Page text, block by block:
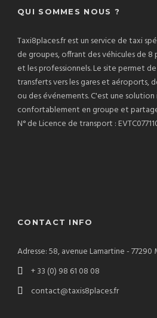
QUI SOMMES NOUS ?
Taxi8places.fr est un service de taxi
de groupes, offrant des véhicules de 8
et les professionnels. Le site permet
transferts vers les gares et aéroports,
ou des événements. C'est une
confortablement en groupe et
N° de Licence de transport :
CONTACT INFO
Adresse: 58, avenue Lamartine -
+ 33 (0) 98 61 08 08
contact@taxis8places.fr